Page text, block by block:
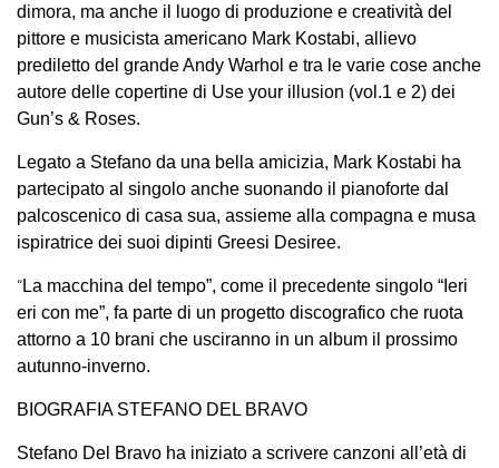
dimora, ma anche il luogo di produzione e creatività del
pittore e musicista americano Mark Kostabi, allievo
prediletto del grande Andy Warhol e tra le varie cose anche
autore delle copertine di Use your illusion (vol.1 e 2) dei
Gun’s & Roses.
Legato a Stefano da una bella amicizia, Mark Kostabi ha
partecipato al singolo anche suonando il pianoforte dal
palcoscenico di casa sua, assieme alla compagna e musa
ispiratrice dei suoi dipinti Greesi Desiree.
“La macchina del tempo”, come il precedente singolo “Ieri
eri con me”, fa parte di un progetto discografico che ruota
attorno a 10 brani che usciranno in un album il prossimo
autunno-inverno.
BIOGRAFIA STEFANO DEL BRAVO
Stefano Del Bravo ha iniziato a scrivere canzoni all’età di